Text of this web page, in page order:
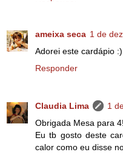
ameixa seca 1 de
Adorei este cardápio
Responder
Claudia Lima
1
Obrigada Mesa para
Eu tb gosto deste
calor como eu disse